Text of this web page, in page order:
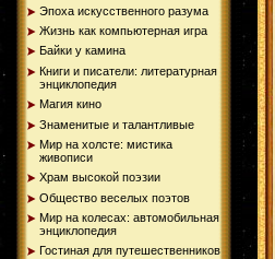
Эпоха искусственного разума
Жизнь как компьютерная игра
Байки у камина
Книги и писатели: литературная
энциклопедия
Магия кино
Знаменитые и талантливые
Мир на холсте: мистика
живописи
Храм высокой поэзии
Общество веселых поэтов
Мир на колесах: автомобильная
энциклопедия
Гостиная для путешественников